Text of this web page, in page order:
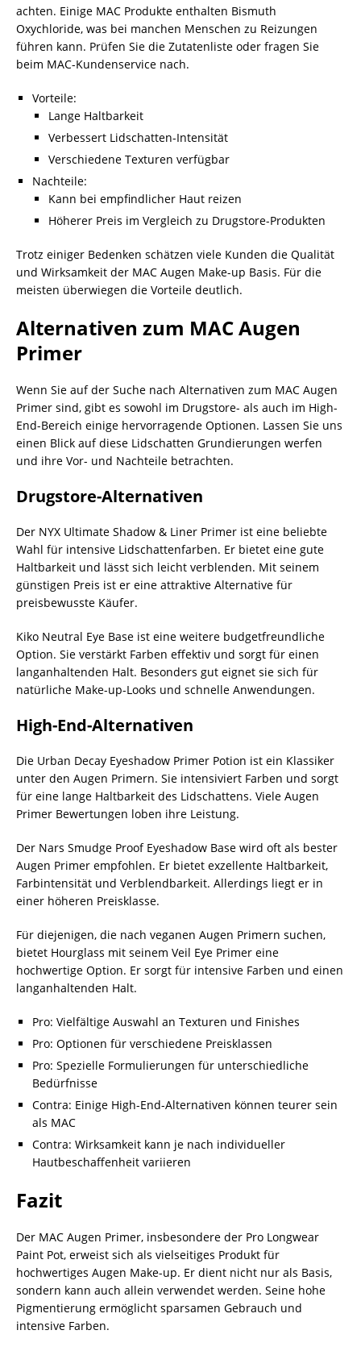
achten. Einige MAC Produkte enthalten Bismuth
Oxychloride, was bei manchen Menschen zu Reizungen
führen kann. Prüfen Sie die Zutatenliste oder fragen Sie
beim MAC-Kundenservice nach.
Vorteile:
Lange Haltbarkeit
Verbessert Lidschatten-Intensität
Verschiedene Texturen verfügbar
Nachteile:
Kann bei empfindlicher Haut reizen
Höherer Preis im Vergleich zu Drugstore-Produkten
Trotz einiger Bedenken schätzen viele Kunden die Qualität
und Wirksamkeit der MAC Augen Make-up Basis. Für die
meisten überwiegen die Vorteile deutlich.
Alternativen zum MAC Augen
Primer
Wenn Sie auf der Suche nach Alternativen zum MAC Augen
Primer sind, gibt es sowohl im Drugstore- als auch im High-
End-Bereich einige hervorragende Optionen. Lassen Sie uns
einen Blick auf diese Lidschatten Grundierungen werfen
und ihre Vor- und Nachteile betrachten.
Drugstore-Alternativen
Der NYX Ultimate Shadow & Liner Primer ist eine beliebte
Wahl für intensive Lidschattenfarben. Er bietet eine gute
Haltbarkeit und lässt sich leicht verblenden. Mit seinem
günstigen Preis ist er eine attraktive Alternative für
preisbewusste Käufer.
Kiko Neutral Eye Base ist eine weitere budgetfreundliche
Option. Sie verstärkt Farben effektiv und sorgt für einen
langanhaltenden Halt. Besonders gut eignet sie sich für
natürliche Make-up-Looks und schnelle Anwendungen.
High-End-Alternativen
Die Urban Decay Eyeshadow Primer Potion ist ein Klassiker
unter den Augen Primern. Sie intensiviert Farben und sorgt
für eine lange Haltbarkeit des Lidschattens. Viele Augen
Primer Bewertungen loben ihre Leistung.
Der Nars Smudge Proof Eyeshadow Base wird oft als bester
Augen Primer empfohlen. Er bietet exzellente Haltbarkeit,
Farbintensität und Verblendbarkeit. Allerdings liegt er in
einer höheren Preisklasse.
Für diejenigen, die nach veganen Augen Primern suchen,
bietet Hourglass mit seinem Veil Eye Primer eine
hochwertige Option. Er sorgt für intensive Farben und einen
langanhaltenden Halt.
Pro: Vielfältige Auswahl an Texturen und Finishes
Pro: Optionen für verschiedene Preisklassen
Pro: Spezielle Formulierungen für unterschiedliche
Bedürfnisse
Contra: Einige High-End-Alternativen können teurer sein
als MAC
Contra: Wirksamkeit kann je nach individueller
Hautbeschaffenheit variieren
Fazit
Der MAC Augen Primer, insbesondere der Pro Longwear
Paint Pot, erweist sich als vielseitiges Produkt für
hochwertiges Augen Make-up. Er dient nicht nur als Basis,
sondern kann auch allein verwendet werden. Seine hohe
Pigmentierung ermöglicht sparsamen Gebrauch und
intensive Farben.